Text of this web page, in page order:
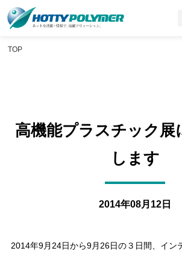
TOP
高機能プラスチック展
します
2014年08月12日
2014年9月24日から9月26日の３日間、イン